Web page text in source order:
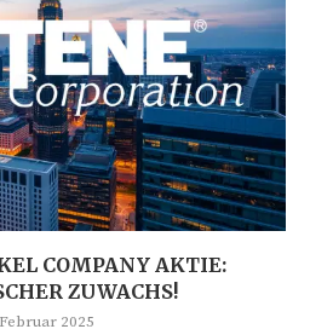
COMPANY AKTIE:
ZUWACHS!
2025